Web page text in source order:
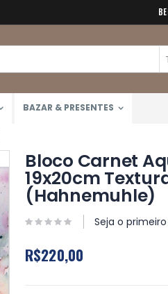
BAZAR & PRESENTES
Bloco Carnet
19x20cm
(Hahnemuhle)
Seja o
R$220,00